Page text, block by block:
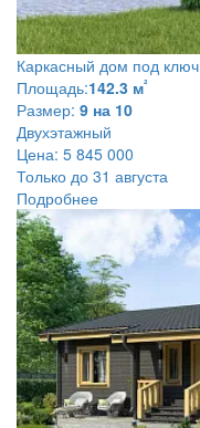
Каркасный дом под ключ
Площадь:142.3 м²
Размер: 9 на 10
Двухэтажный
Цена: 5 845 000
Только до 31 августа
Подробнее